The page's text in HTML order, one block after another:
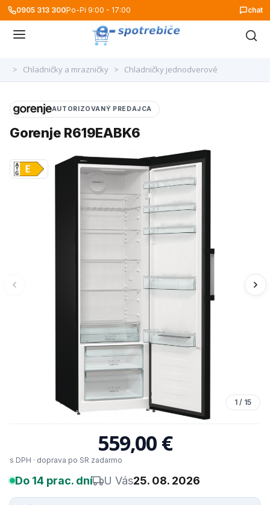
0905 313 300Po-Pi 9:00 - 17:00 chat
> Chladničky a mrazničky > Chladničky jednodverové
1 / 15
AUTORIZOVANÝ PREDAJCA
Gorenje R619EABK6
559,00 €
s DPH · doprava po SR zadarmo
Do 14 prac. dní U Vás25. 08. 2026